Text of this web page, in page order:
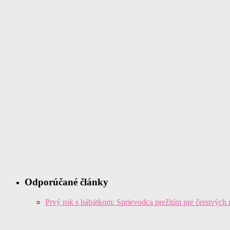
Odporúčané články
Prvý rok s bábätkom: Sprievodca prežitím pre čerstvých